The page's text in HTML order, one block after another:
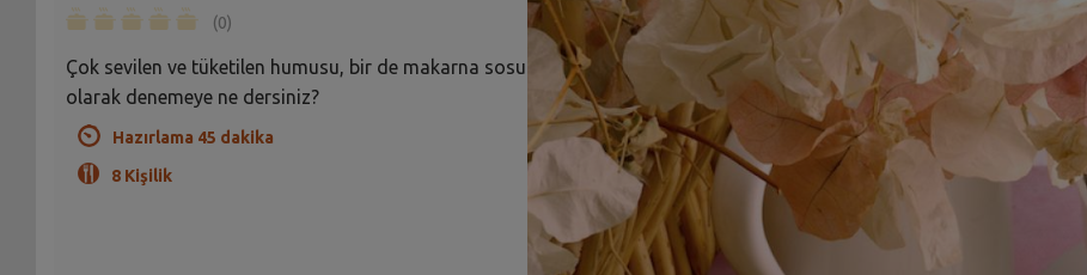
(0)
Çok sevilen ve tüketilen humusu, bir de makarna sosu
olarak denemeye ne dersiniz?
Hazırlama 45 dakika
8 Kişilik